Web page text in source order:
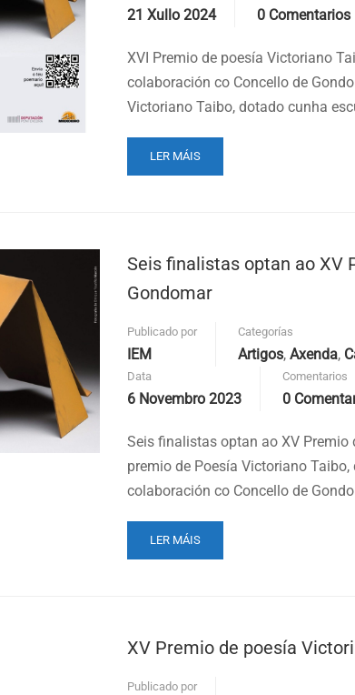
21 Xullo 2024 0 Comentarios
XVI Premio de poesía Victoriano
colaboración co Concello de
Victoriano Taibo, dotado cunha
READ
MORE
POESÍA
VICTORIANO
TAIBO
LER MÁIS
Seis finalistas optan ao XV
Gondomar
Publicado por
IEM
Categorías
Artigos, Axenda,
Data
6 Novembro 2023
Comentarios
0
Seis finalistas optan ao XV Premio
premio de Poesía Victoriano
colaboración co Concello de
READ
MORE
AO
PREMIO
LER MÁIS
XV Premio de poesía
Publicado por